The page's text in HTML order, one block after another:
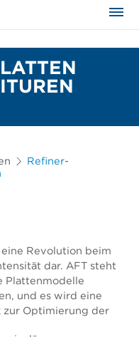
Refiner-
Revolution beim
dar. AFT steht
Plattenmodelle
und es wird eine
zur Optimierung der